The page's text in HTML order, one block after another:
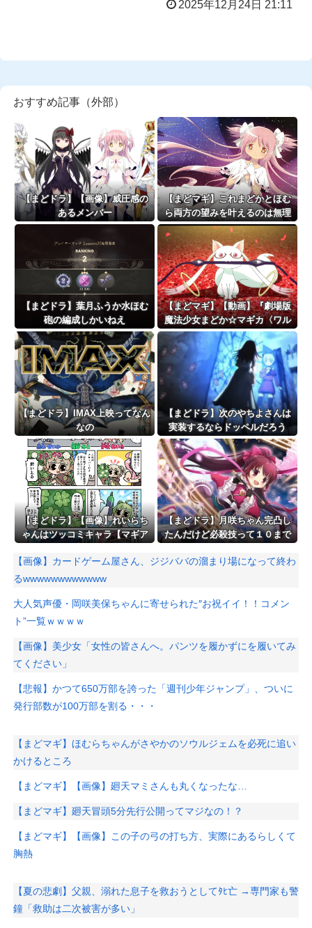
2025年12月24日 21:11
おすすめ記事（外部）
【まどドラ】【画像】威圧感の
あるメンバー
【まどマギ】これまどかとほむ
ら両方の望みを叶えるのは無理
じゃない？
【まどドラ】葉月ふうか水ほむ
砲の編成しかいねえ
【まどマギ】【動画】『劇場版
魔法少女まどか☆マギカ〈ワル
プルギスの廻天〉』本予告が公
開！！！！
【まどドラ】IMAX上映ってなん
なの
【まどドラ】次のやちよさんは
実装するならドッペルだろう
【まどドラ】【画像】れいらち
ゃんはツッコミキャラ【マギア
【まどドラ】月咲ちゃん完凸し
たんだけど必殺技って１０まで
【画像】カードゲーム屋さん、ジジババの溜まり場になって終わ
るwwwwwwwwwwww
大人気声優・岡咲美保ちゃんに寄せられた″お祝イイ！！コメン
ト”一覧ｗｗｗｗ
【画像】美少女「女性の皆さんへ。パンツを履かずにを履いてみ
てください」
【悲報】かつて650万部を誇った「週刊少年ジャンプ」、ついに
発行部数が100万部を割る・・・
【まどマギ】ほむらちゃんがさやかのソウルジェムを必死に追い
かけるところ
【まどマギ】【画像】廻天マミさんも丸くなったな…
【まどマギ】廻天冒頭5分先行公開ってマジなの！？
【まどマギ】【画像】この子の弓の打ち方、実際にあるらしくて
胸熱
【夏の悲劇】父親、溺れた息子を救おうとしてﾀﾋ亡 →専門家も警
鐘「救助は二次被害が多い」